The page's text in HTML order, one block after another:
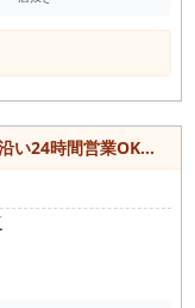
業OKな飲食可能物件！